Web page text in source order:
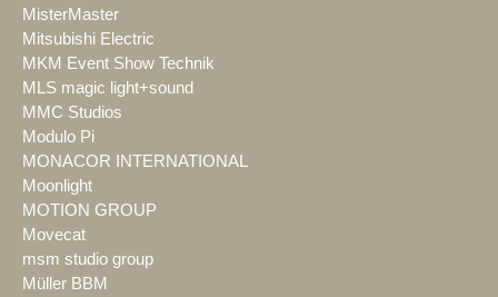
MisterMaster
Mitsubishi Electric
MKM Event Show Technik
MLS magic light+sound
MMC Studios
Modulo Pi
MONACOR INTERNATIONAL
Moonlight
MOTION GROUP
Movecat
msm studio group
Müller BBM